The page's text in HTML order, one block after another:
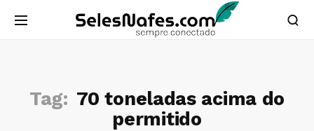
Tag: 70 toneladas acima do
permitido